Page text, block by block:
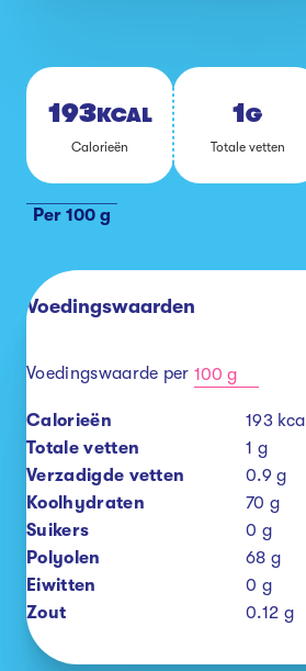
193KCAL
Ca­lo­rie­ën
1G
To­ta­le vet­ten
Per 100 g
Voedingswaarden
Voedingswaarde per 100 g
Calorieën 193 kcal
Totale vetten
1 g
Verzadigde vetten
0.9 g
Koolhydraten
70 g
Suikers
0 g
Polyolen
68 g
Eiwitten
0 g
Zout
0.12 g